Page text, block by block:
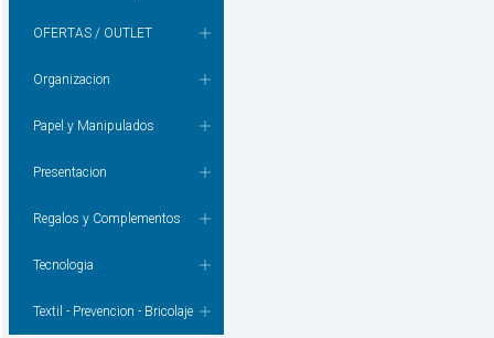
OFERTAS / OUTLET
Organizacion
Papel y Manipulados
Presentacion
Regalos y Complementos
Tecnologia
Textil - Prevencion - Bricolaje